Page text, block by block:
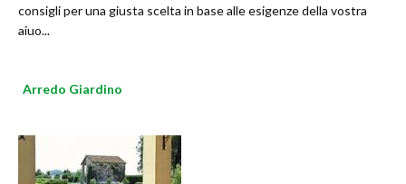
consigli per una giusta scelta in base alle esigenze della vostra
aiuo...
Arredo Giardino